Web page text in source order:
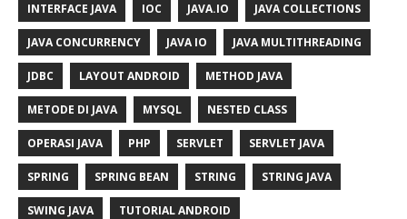
INTERFACE JAVA IOC JAVA.IO JAVA COLLECTIONS
JAVA CONCURRENCY JAVA IO JAVA MULTITHREADING
JDBC LAYOUT ANDROID METHOD JAVA
METODE DI JAVA MYSQL NESTED CLASS
OPERASI JAVA PHP SERVLET SERVLET JAVA
SPRING SPRING BEAN STRING STRING JAVA
SWING JAVA TUTORIAL ANDROID